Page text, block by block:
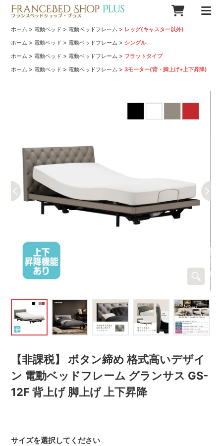
ホーム > 電動ベッド > 電動ベッドフレーム > レッグ(キャスター以外)
ホーム > 電動ベッド > 電動ベッドフレーム > シングル
ホーム > 電動ベッド > 電動ベッドフレーム > フラットタイプ
ホーム > 電動ベッド > 電動ベッドフレーム >3モーター(背・脚上げ+上下昇降)
【非課税】 ボタン締め 格式高いデザイ
ン 電動ベッドフレーム グランサス GS-
12F 背上げ 脚上げ 上下昇降
サイズを選択してください